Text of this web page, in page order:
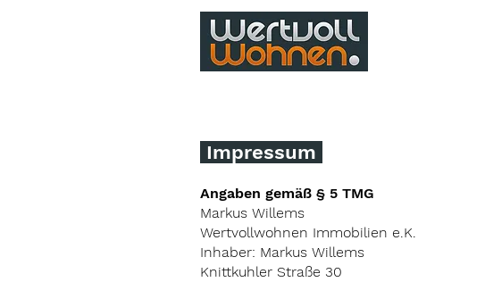
Impressum
Angaben gemäß § 5 TMG
Markus Willems
Wertvollwohnen Immobilien e.K.
Inhaber: Markus Willems
Knittkuhler Straße 30